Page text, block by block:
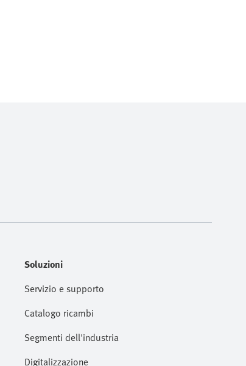
Soluzioni
Servizio e supporto
Catalogo ricambi
Segmenti dell'industria
Digitalizzazione